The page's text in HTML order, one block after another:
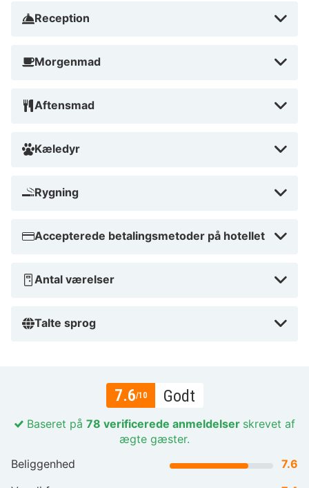
Reception
Morgenmad
Aftensmad
Kæledyr
Rygning
Accepterede betalingsmetoder på hotellet
Antal værelser
Talte sprog
7.6/10 Godt
Baseret på 78 verificerede anmeldelser skrevet af
ægte gæster.
Beliggenhed
7.6